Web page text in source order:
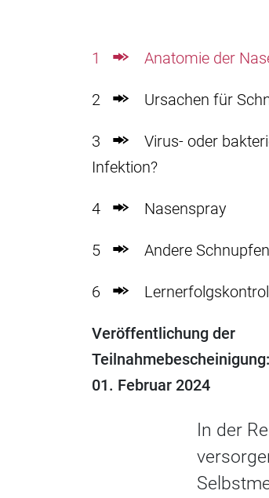
1 Anatomie der
2 Ursachen für
3
Virus- oder
Infektion?
4 Nasenspray
5 Andere
6
Veröffentlichung der
Teilnahmebescheinigung:
01. Februar 2024
In der